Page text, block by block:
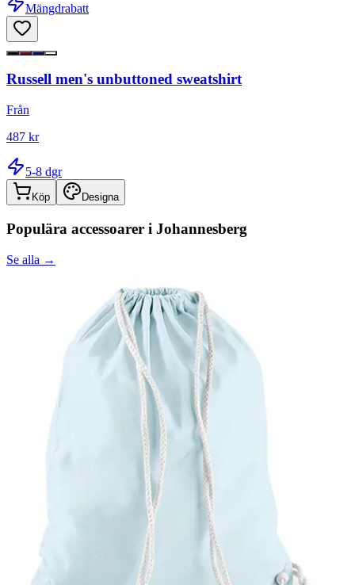
Mängdrabatt
Russell men's unbuttoned sweatshirt
Från
487 kr
5-8 dgr
Köp Designa
Populära accessoarer i Johannesberg
Se alla →